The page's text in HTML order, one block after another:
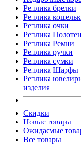
Реплика брелки
Реплика
Реплика очки
Реплика
Реплика Ремни
Реплика ручки
Реплика сумки
Реплика Шарфы
Реплика
изделия
Скидки
Новые товары
Ожидаемые
Все товары